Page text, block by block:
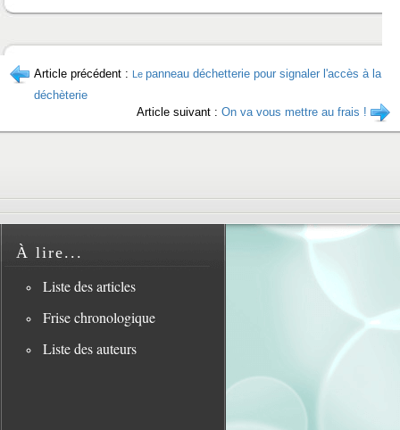
Article précédent : Le panneau déchetterie pour signaler l'accès à la
déchèterie
Article suivant : On va vous mettre au frais !
À lire...
Liste des articles
Frise chronologique
Liste des auteurs